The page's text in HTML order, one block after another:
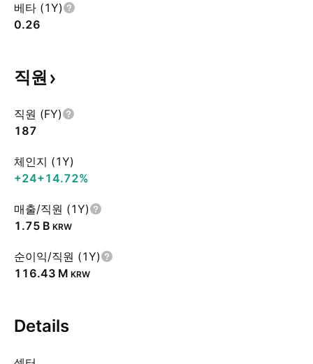
베타 (1Y)
0.26
직원
직원 (FY)
187
체인지 (1Y)
+24+14.72%
매출/직원 (1Y)
‪1.75 B‬ KRW
순이익/직원 (1Y)
‪116.43 M‬ KRW
Details